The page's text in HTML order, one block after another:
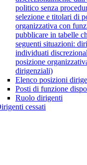
politico senza
selezione e titolari di
organizzativa con
pubblicare in tabelle
seguenti situazioni:
individuati
posizione
dirigenziali)
Elenco posizioni
Posti di funzione
Ruolo dirigenti
cessati